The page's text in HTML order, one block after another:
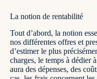
La notion de rentabilité
Tout d’abord, la notion
nos différentes offres et
d’estimer le plus
charges, le temps à dédier
aura des dépenses, des